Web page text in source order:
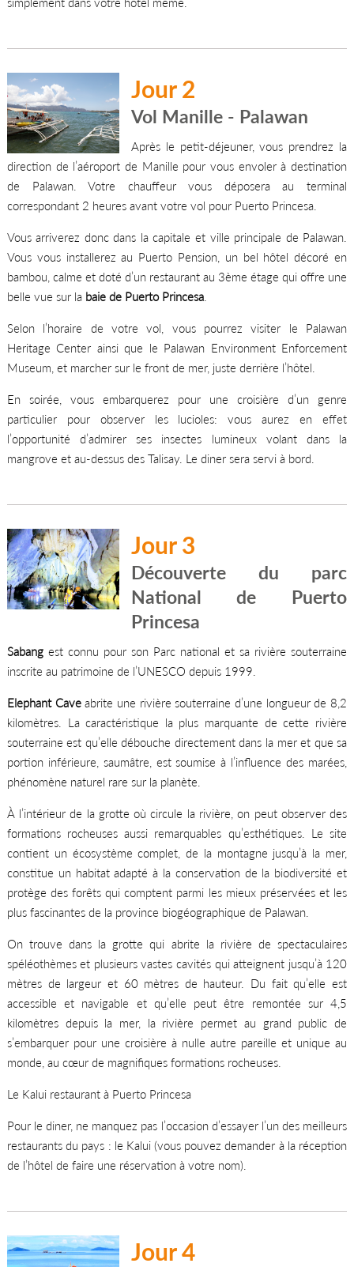
Jour 2
Vol Manille - Palawan
Après le petit-déjeuner, vous prendrez la
direction de l’aéroport de Manille pour vous envoler à destination
de Palawan. Votre chauffeur vous déposera au terminal
correspondant 2 heures avant votre vol pour Puerto Princesa.
Vous arriverez donc dans la capitale et ville principale de Palawan.
Vous vous installerez au Puerto Pension, un bel hôtel décoré en
bambou, calme et doté d’un restaurant au 3ème étage qui offre une
belle vue sur la baie de Puerto Princesa.
Selon l’horaire de votre vol, vous pourrez visiter le Palawan
Heritage Center ainsi que le Palawan Environment Enforcement
Museum, et marcher sur le front de mer, juste derrière l’hôtel.
En soirée, vous embarquerez pour une croisière d’un genre
particulier pour observer les lucioles: vous aurez en effet
l’opportunité d’admirer ses insectes lumineux volant dans la
mangrove et au-dessus des Talisay. Le diner sera servi à bord.
Jour 3
Découverte du parc
National de Puerto
Princesa
Sabangest connu pour son Parc national et sa rivière souterraine
inscrite au patrimoine de l’UNESCO depuis 1999.
Elephant Caveabrite une rivière souterraine d’une longueur de 8,2
kilomètres. La caractéristique la plus marquante de cette rivière
souterraine est qu’elle débouche directement dans la mer et que sa
portion inférieure, saumâtre, est soumise à l’influence des marées,
phénomène naturel rare sur la planète.
À l’intérieur de la grotte où circule la rivière, on peut observer des
formations rocheuses aussi remarquables qu’esthétiques. Le site
contient un écosystème complet, de la montagne jusqu’à la mer,
constitue un habitat adapté à la conservation de la biodiversité et
protège des forêts qui comptent parmi les mieux préservées et les
plus fascinantes de la province biogéographique de Palawan.
On trouve dans la grotte qui abrite la rivière de spectaculaires
spéléothèmes et plusieurs vastes cavités qui atteignent jusqu’à 120
mètres de largeur et 60 mètres de hauteur. Du fait qu’elle est
accessible et navigable et qu’elle peut être remontée sur 4,5
kilomètres depuis la mer, la rivière permet au grand public de
s’embarquer pour une croisière à nulle autre pareille et unique au
monde, au cœur de magnifiques formations rocheuses.
Le Kalui restaurant à Puerto Princesa
Pour le diner, ne manquez pas l’occasion d’essayer l’un des meilleurs
restaurants du pays : le Kalui (vous pouvez demander à la réception
de l’hôtel de faire une réservation à votre nom).
Jour 4